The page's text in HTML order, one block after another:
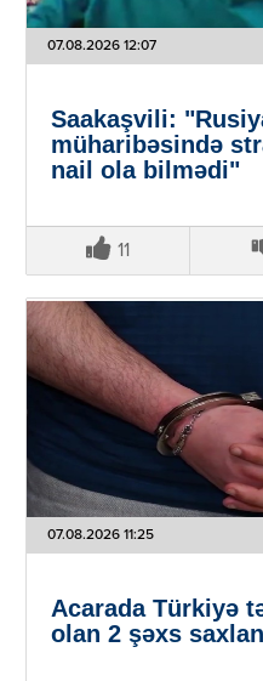
07.08.2026 12:07
Saakaşvili:
müharibəsində
nail ola bilmədi"
11
07.08.2026 11:25
Acarada Türkiyə
olan 2 şəxs